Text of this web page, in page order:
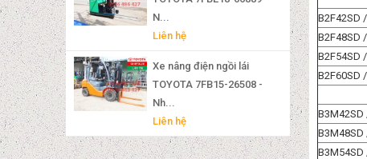
N...
Liên hệ
Xe nâng điện ngồi lái
TOYOTA 7FB15-26508 -
Nh...
Liên hệ
B2F42SD
B2F48SD
B2F54SD
B2F60SD
B3M42SD
B3M48SD
B3M54SD